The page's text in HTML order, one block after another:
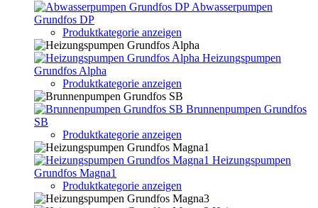
Abwasserpumpen
Grundfos DP
Produktkategorie anzeigen
Heizungspumpen
Grundfos Alpha
Produktkategorie anzeigen
Brunnenpumpen Grundfos
SB
Produktkategorie anzeigen
Heizungspumpen
Grundfos Magna1
Produktkategorie anzeigen